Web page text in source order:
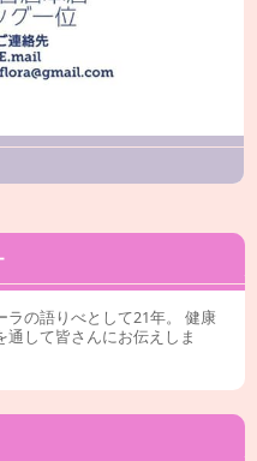
ラの語りべとして21年。 健康
して皆さんにお伝えしま